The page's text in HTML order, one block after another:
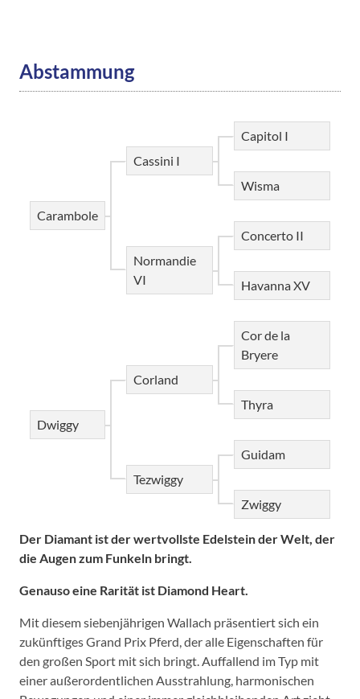
Abstammung
Carambole
Dwiggy
Cassini I
Normandie
VI
Corland
Tezwiggy
Capitol I
Wisma
Concerto II
Havanna XV
Cor de la
Bryere
Thyra
Guidam
Zwiggy
Der Diamant ist der wertvollste Edelstein der Welt, der
die Augen zum Funkeln bringt.
Genauso eine Rarität ist Diamond Heart.
Mit diesem siebenjährigen Wallach präsentiert sich ein
zukünftiges Grand Prix Pferd, der alle Eigenschaften für
den großen Sport mit sich bringt. Auffallend im Typ mit
einer außerordentlichen Ausstrahlung, harmonischen